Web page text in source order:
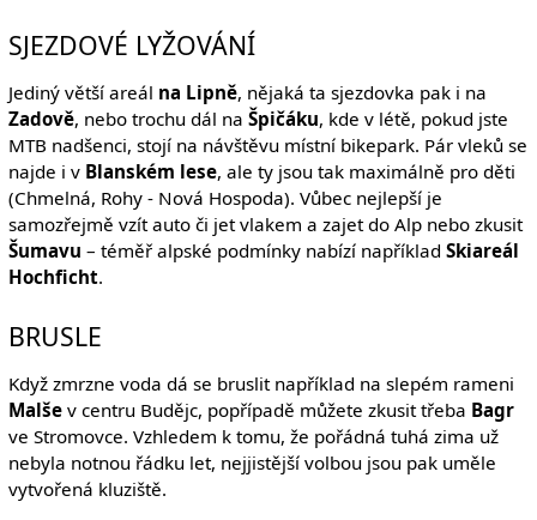
SJEZDOVÉ LYŽOVÁNÍ
Jediný větší areál na Lipně, nějaká ta sjezdovka pak i na
Zadově, nebo trochu dál na Špičáku, kde v létě, pokud jste
MTB nadšenci, stojí na návštěvu místní bikepark. Pár vleků se
najde i v Blanském lese, ale ty jsou tak maximálně pro děti
(Chmelná, Rohy - Nová Hospoda). Vůbec nejlepší je
samozřejmě vzít auto či jet vlakem a zajet do Alp nebo zkusit
Šumavu – téměř alpské podmínky nabízí například Skiareál
Hochficht.
BRUSLE
Když zmrzne voda dá se bruslit například na slepém rameni
Malšev centru Budějc, popřípadě můžete zkusit třeba Bagr
ve Stromovce. Vzhledem k tomu, že pořádná tuhá zima už
nebyla notnou řádku let, nejjistější volbou jsou pak uměle
vytvořená kluziště.